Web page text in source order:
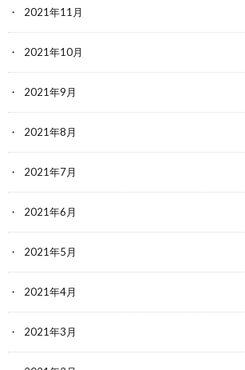
2021年11月
2021年10月
2021年9月
2021年8月
2021年7月
2021年6月
2021年5月
2021年4月
2021年3月